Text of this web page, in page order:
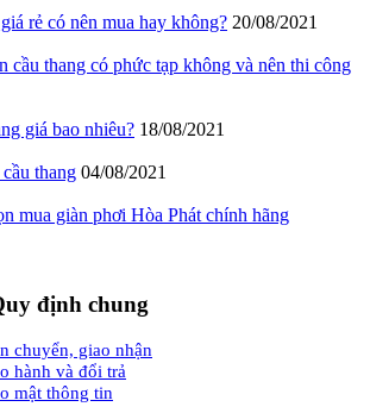
rẻ có nên mua hay không? 20/08/2021
cầu thang có phức tạp không và nên thi công
giá bao nhiêu? 18/08/2021
thang 04/08/2021
mua giàn phơi Hòa Phát chính hãng
định chung
chuyển, giao nhận
hành và đổi trả
mật thông tin